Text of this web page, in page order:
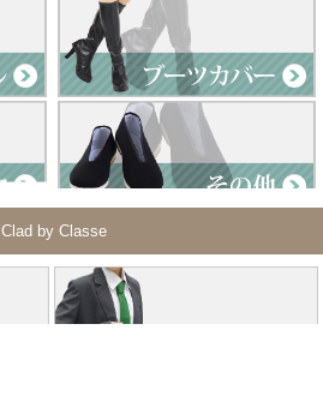
Clad by Classe